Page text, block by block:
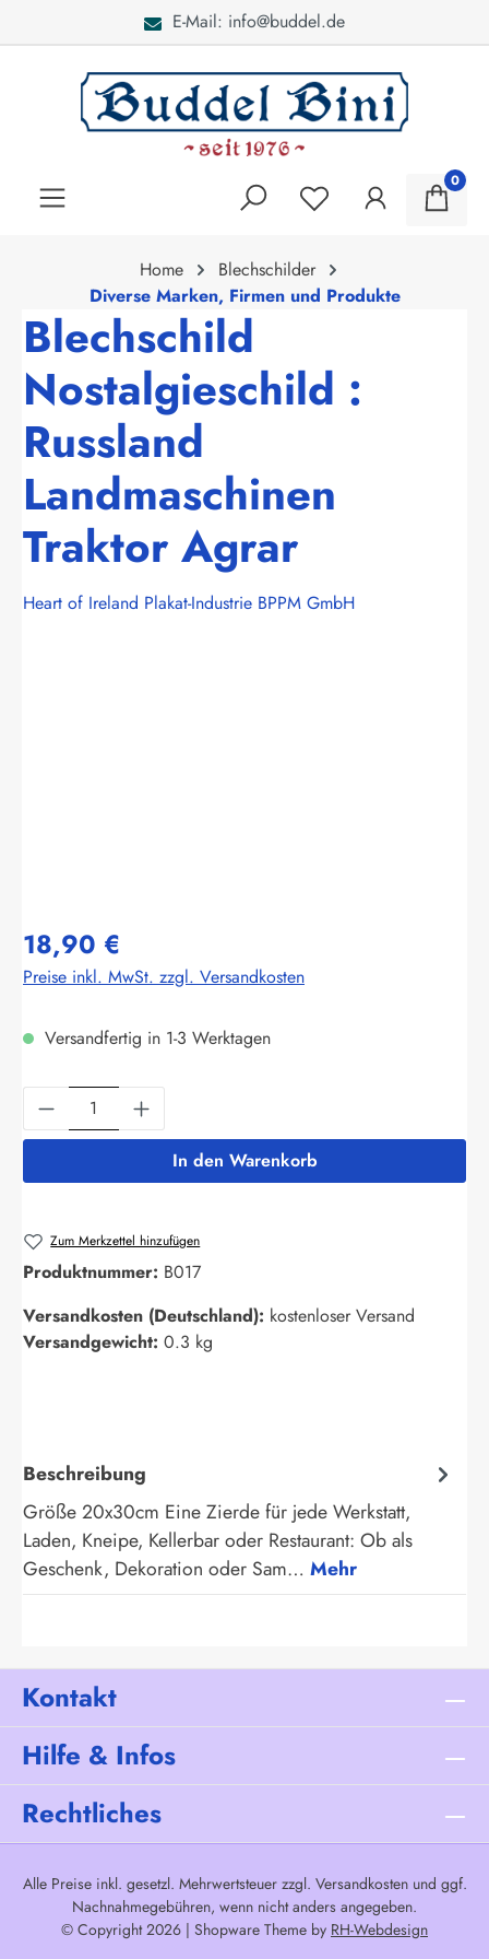
E-Mail: info@buddel.de
0
Home
Blechschilder
Diverse Marken, Firmen und Produkte
Blechschild
Nostalgieschild :
Russland
Landmaschinen
Traktor Agrar
Heart of Ireland Plakat-Industrie BPPM GmbH
18,90 €
Preise inkl. MwSt. zzgl. Versandkosten
Versandfertig in 1-3 Werktagen
Produkt Anzahl: Gib den gewünschten
In den Warenkorb
Zum Merkzettel hinzufügen
Produktnummer: B017
Versandkosten (Deutschland): kostenloser Versand
Versandgewicht: 0.3 kg
Beschreibung
Größe 20x30cm Eine Zierde für jede Werkstatt,
Laden, Kneipe, Kellerbar oder Restaurant: Ob als
Geschenk, Dekoration oder Sam… Mehr
Kontakt
Hilfe & Infos
Rechtliches
Alle Preise inkl. gesetzl. Mehrwertsteuer zzgl. Versandkostenund ggf.
Nachnahmegebühren, wenn nicht anders angegeben.
© Copyright 2026 | Shopware Theme by RH-Webdesign